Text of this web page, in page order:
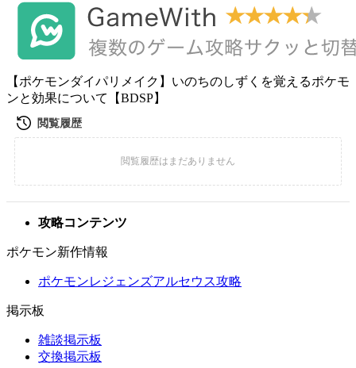
【ポケモンダイパリメイク】いのちのしずくを覚えるポケモ
ンと効果について【BDSP】
攻略コンテンツ
ポケモン新作情報
ポケモンレジェンズアルセウス攻略
掲示板
雑談掲示板
交換掲示板